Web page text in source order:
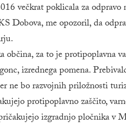
večkrat poklicala za
Dobova, me opozoril, da
za to je protipoplavna
izrednega pomena.
ne bo razvojnih priložnosti
protipoplavno zaščito,
izgradnjo pločnika v